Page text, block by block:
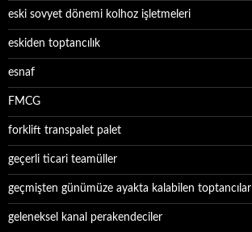
eski sovyet dönemi kolhoz işletmeleri
eskiden toptancılık
esnaf
FMCG
forklift transpalet palet
geçerli ticari teamüller
geçmişten günümüze ayakta kalabilen toptancılar
geleneksel kanal perakendeciler